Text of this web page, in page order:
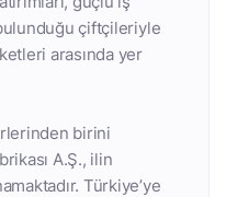
çiftçileriyle
arasında yer
birini
A.Ş., ilin
Türkiye’ye